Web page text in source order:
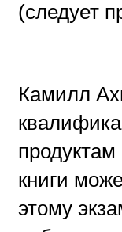
(следует
Камилл
книги
этому